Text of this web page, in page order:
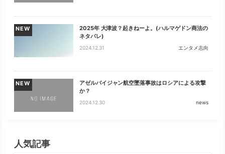
NEW
2025年 大津波？起きねーよ。(ハルマゲドン商法の
ネタバレ)
2024.12.31 エンタメ志向
NEW
アゼルバイジャン航空墜落事故はロシアによる攻撃
か？
2024.12.30 news
人気記事